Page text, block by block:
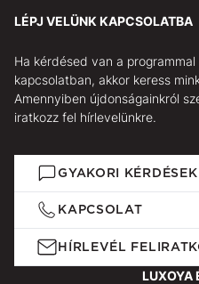
LÉPJ VELÜNK KAPCSOLATBA
Ha kérdésed van a
kapcsolatban, akkor keress
Amennyiben újdonságainkról
iratkozz fel hírlevelünkre.
GYAKORI KÉRDÉSEK
KAPCSOLAT
HÍRLEVÉL
LUXOYA